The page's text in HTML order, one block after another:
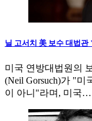
닐 고서치 美 보수 대법
미국 연방대법원의
(Neil Gorsuch)가 "미
이 아니"라며, 미국…